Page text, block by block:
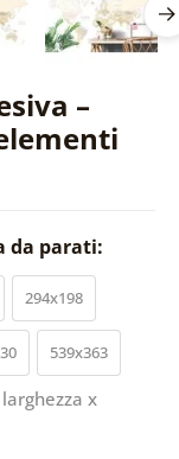
–
da parati:
294x198
539x363
x